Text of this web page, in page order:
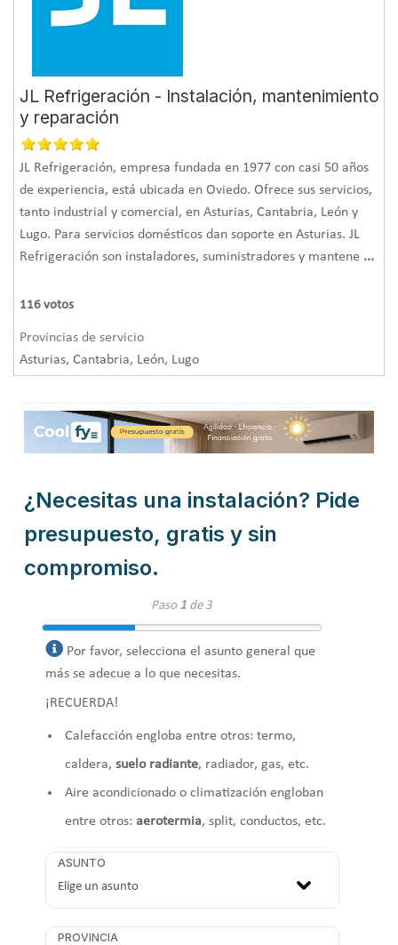
JL Refrigeración - Instalación, mantenimiento
y reparación
JL Refrigeración, empresa fundada en 1977 con casi 50 años
de experiencia, está ubicada en Oviedo. Ofrece sus servicios,
tanto industrial y comercial, en Asturias, Cantabria, León y
Lugo. Para servicios domésticos dan soporte en Asturias. JL
Refrigeración son instaladores, suministradores y mantene ...
116 votos
Provincias de servicio
Asturias, Cantabria, León, Lugo
¿Necesitas una instalación? Pide
presupuesto, gratis y sin
compromiso.
Paso 1de 3
Por favor, selecciona el asunto general que
más se adecue a lo que necesitas.
¡RECUERDA!
Calefacción engloba entre otros: termo,
caldera, suelo radiante, radiador, gas, etc.
Aire acondicionado o climatización engloban
entre otros: aerotermia, split, conductos, etc.
ASUNTO
PROVINCIA